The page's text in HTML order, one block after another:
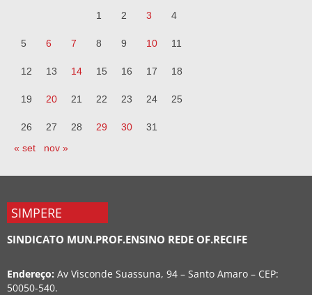
1 2 3 4
5 6 7 8 9 10 11
12 13 14 15 16 17 18
19 20 21 22 23 24 25
26 27 28 29 30
31
« set
nov »
SIMPERE
SINDICATO MUN.PROF.ENSINO REDE OF.RECIFE
Endereço: Av Visconde Suassuna, 94 – Santo Amaro – CEP:
50050-540.